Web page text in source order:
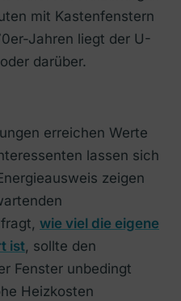
mit Kastenfenstern
Jahren liegt der U-
darüber.
erreichen Werte
lassen sich
zeigen
wie viel die eigene
ist, sollte den
Fenster unbedingt
Heizkosten